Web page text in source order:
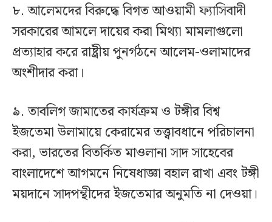
৮. আলেমদের বিরুদ্ধে বিগত আওয়ামী ফ্যাসিবাদী
সরকারের আমলে দায়ের করা মিথ্যা মামলাগুলো
প্রত্যাহার করে রাষ্ট্রীয় পুনর্গঠনে আলেম-ওলামাদের
অংশীদার করা।
৯. তাবলিগ জামাতের কার্যক্রম ও টঙ্গীর বিশ্ব
ইজতেমা উলামায়ে কেরামের তত্ত্বাবধানে পরিচালনা
করা, ভারতের বিতর্কিত মাওলানা সাদ সাহেবের
বাংলাদেশে আগমনে নিষেধাজ্ঞা বহাল রাখা এবং টঙ্গী
ময়দানে সাদপন্থীদের ইজতেমার অনুমতি না দেওয়া।